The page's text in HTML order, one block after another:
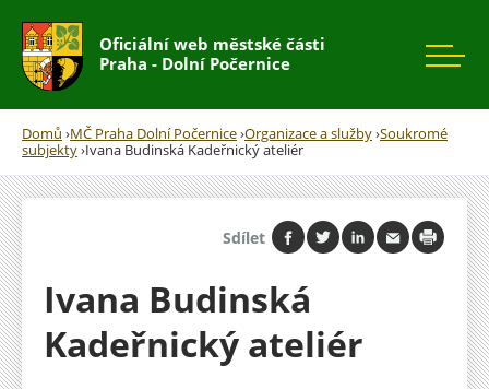
Oficiální web městské části
Praha - Dolní Počernice
Jste
zde
Domů ›MČ Praha Dolní Počernice›Organizace a služby›Soukromé
subjekty›Ivana Budinská Kadeřnický ateliér
Sdílet
Ivana Budinská
Kadeřnický ateliér